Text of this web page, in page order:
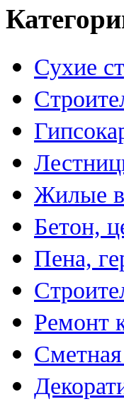
Сухие
Жилые
Бетон,
Пена,
Ремонт